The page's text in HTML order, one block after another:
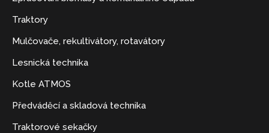
Traktory
Mulčovače, rekultivátory, rotavátory
Lesnická technika
Kotle ATMOS
Předváděcí a skladová technika
Traktorové sekačky